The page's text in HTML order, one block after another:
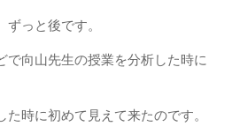
っと後です。
で向山先生の授業を分析した時に
時に初めて見えて来たのです。